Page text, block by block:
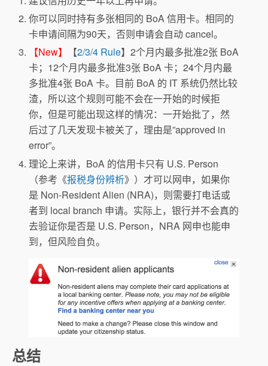
你可以同时持有多张相同的 BoA 信用卡。相同的
卡申请间隔为90天，否则申请会自动 cancel。
【New】
【2/3/4 Rule】2个月内最多批准2张 BoA
卡；12个月内最多批准3张 BoA 卡；24个月内最
多批准4张 BoA 卡。目前 BoA 的 IT 系统仍然比较
渣，所以这个规则可能不会在一开始的时候拒
你，但是可能出现这样的情况：一开始批了，然
后过了几天发现卡被关了，理由是”approved in
error”。
理论上来讲，BoA 的信用卡只有 U.S. Person
（参考《报税身份辨析》）才可以网申，如果你
是 Non-Resident Alien (NRA)，则需要打电话或
者到 local branch 申请。实际上，银行并不会真的
去验证你是否是 U.S. Person，NRA 网申也能申
到，但风险自负。
总结